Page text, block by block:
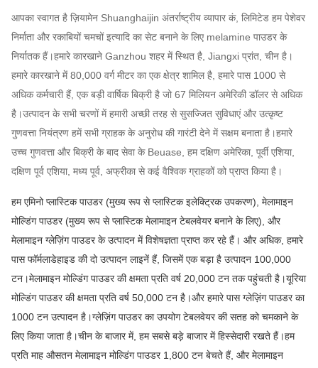
आपका स्वागत है ज़ियामेन Shuanghaijin अंतर्राष्ट्रीय व्यापार कं, लिमिटेड हम पेशेवर
निर्माता और रकाबियों चमचों इत्यादि का सेट बनाने के लिए melamine पाउडर के
निर्यातक हैं।हमारे कारखाने Ganzhou शहर में स्थित है, Jiangxi प्रांत, चीन है।
हमारे कारखाने में 80,000 वर्ग मीटर का एक क्षेत्र शामिल है, हमारे पास 1000 से
अधिक कर्मचारी हैं, एक बड़ी वार्षिक बिक्री है जो 67 मिलियन अमेरिकी डॉलर से अधिक
है।उत्पादन के सभी चरणों में हमारी अच्छी तरह से सुसज्जित सुविधाएं और उत्कृष्ट
गुणवत्ता नियंत्रण हमें सभी ग्राहक के अनुरोध की गारंटी देने में सक्षम बनाता है।हमारे
उच्च गुणवत्ता और बिक्री के बाद सेवा के Beuase, हम दक्षिण अमेरिका, पूर्वी एशिया,
दक्षिण पूर्व एशिया, मध्य पूर्व, अफ्रीका से कई वैश्विक ग्राहकों को प्राप्त किया है।
हम एमिनो प्लास्टिक पाउडर (मुख्य रूप से प्लास्टिक इलेक्ट्रिक उपकरण), मेलामाइन
मोल्डिंग पाउडर (मुख्य रूप से प्लास्टिक मेलामाइन टेबलवेयर बनाने के लिए), और
मेलामाइन ग्लेज़िंग पाउडर के उत्पादन में विशेषज्ञता प्राप्त कर रहे हैं। और अधिक, हमारे
पास फॉर्मलाडेहाइड की दो उत्पादन लाइनें हैं, जिसमें एक बड़ा है उत्पादन 100,000
टन।मेलामाइन मोल्डिंग पाउडर की क्षमता प्रति वर्ष 20,000 टन तक पहुंचती है।यूरिया
मोल्डिंग पाउडर की क्षमता प्रति वर्ष 50,000 टन है।और हमारे पास ग्लेज़िंग पाउडर का
1000 टन उत्पादन है।ग्लेज़िंग पाउडर का उपयोग टेबलवेयर की सतह को चमकाने के
लिए किया जाता है।चीन के बाजार में, हम सबसे बड़े बाजार में हिस्सेदारी रखते हैं।हम
प्रति माह औसतन मेलामाइन मोल्डिंग पाउडर 1,800 टन बेचते हैं, और मेलामाइन